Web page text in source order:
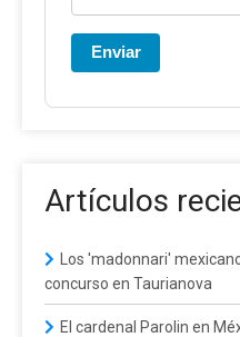
Enviar
Artículos
Los 'madonnari'
concurso en Taurianova
El cardenal Parolin en